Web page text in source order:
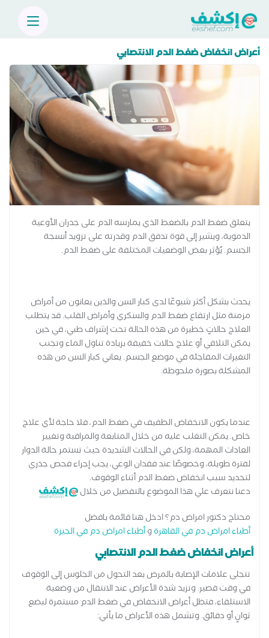
أعراض انخفاض ضغط الدم الانتصابي
يتعلق ضغط الدم بالضغط الذي يمارسه الدم على جدران الأوعية
الدموية، ويشير إلى قوة تدفق الدم وقدرته على تزويد أنسجة
الجسم. يُؤثر بعض الوضعيات المختلفة على ضغط الدم.
يحدث بشكل أكثر شيوعًا لدى كبار السن والذين يعانون من أمراض
مزمنة مثل ارتفاع ضغط الدم والسكري وأمراض القلب. قد يتطلب
العلاج حالاتٍ خطيرة من هذه الحالة تحت إشراف طبي، في حين
يمكن التلافي أو علاج حالات خفيفة بزيادة تناول الماء وتجنب
التغيرات المفاجئة في موضع الجسم. يعاني كبار السن من هذه
المشكلة بصورة ملحوظة.
عندما يكون الانخفاض الطفيف في ضغط الدم، فلا حاجة لأي علاج
خاص. يمكن التغلب عليه من خلال المتابعة والمراقبة وتغيير
العادات المهمة، ولكن في الحالات الشديدة حيث تستمر حالة الدوار
لفترة طويلة، وخصوصًا عند فقدان الوعي، يجب إجراء فحص جذري
لتحديد سبب انخفاض ضغط الدم أثناء الوقوف.
دعنا نتعرف علي هذا الموضوع بالتفصيل من خلال
محتاج دكتور امراض دم؟ ادخل هنا قائمة بافضل
أطباء امراض دم في القاهرةوأطباء امراض دم في الجيزة
أعراض انخفاض ضغط الدم الانتصابي
تتجلى علامات الإصابة بالمرض بعد التحول من الجلوس إلى الوقوف
في وقت قصير. وتزيد شدة الأعراض عند الانتقال من وضعية
الاستلقاء، فتظل أعراض الانخفاض في ضغط الدم مستمرة لبضع
ثوانٍ أو دقائق. وتشمل هذه الأعراض ما يأتي: